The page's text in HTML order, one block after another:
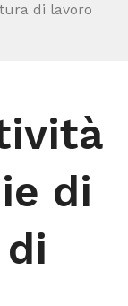
di lavoro
di